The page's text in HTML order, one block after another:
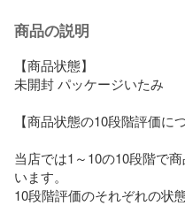
商品の説明
【商品状態】
未開封 パッケージいたみ
【商品状態の10段階評価に
当店では1～10の10段階で
います。
10段階評価のそれぞれの状